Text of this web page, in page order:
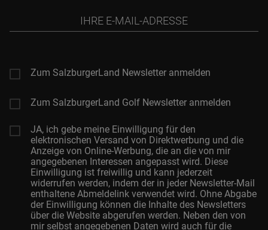
Mail-
Zum SalzburgerLand Newsletter anmelden
Zum SalzburgerLand Golf Newsletter anmelden
JA, ich gebe meine Einwilligung für den
elektronischen Versand von Direktwerbung und die
Anzeige von Online-Werbung, die an die von mir
angegebenen Interessen angepasst wird. Diese
Einwilligung ist freiwillig und kann jederzeit
widerrufen werden, indem der in jeder Newsletter-Mail
enthaltene Abmeldelink verwendet wird. Ohne Abgabe
der Einwilligung können die Inhalte des Newsletters
über die Website abgerufen werden. Neben den von
mir selbst angegebenen Daten wird auch für die